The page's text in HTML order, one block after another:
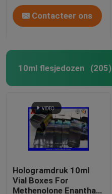
Contacteer ons
10ml flesjedozen (205)
Hologramdruk 10ml
Vial Boxes For
Methenolone Enanthate